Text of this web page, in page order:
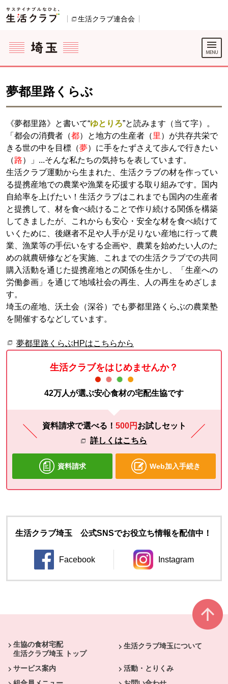
ページの先頭です。
生活クラブ連合会
夢都里路くらぶ
《夢都里路》と書いて“ゆとりろ”と読みます（当て字）。
「都会の消費者（都）と地方の生産者（里 ）が共存共栄で
きる世の中を目標（夢）に手をたずさえて歩んで行きたい
（路）」...そんな私たちの気持ちを表しています。
生活クラブ運動から生まれた、生活クラブの材を作ってい
る提携産地での農業や漁業を応援する取り組みです。国内
自給率を上げたい！生活クラブはこれまでも国内の生産者
と提携して、材を食べ続けることで作り続ける関係を構築
してきましたが、これからも安心・安全な材を食べ続けて
いくために、後継者不足や人手が足りない産地に行って農
業、漁業等の手伝いをする企画や、農業を始めたい人のた
めの就農研修などを実施、これまでの生活クラブでの共同
購入活動を通じた提携産地との関係を生かし、「生産への
労働参画」を通じて地域社会の再生、人の再生をめざしま
す。
埼玉の産地、沃土会（深谷）でも夢都里路くらぶの農業塾
を開催するなどしています。
夢都里路くらぶHPはこちらから
生活クラブをはじめませんか？
42万人が選ぶ安心食材の宅配生協です
資料請求で選べる！ 500円 お試しセット
詳しくはこちら
資料請求 Web加入手続き
生活クラブ埼玉 公式SNSでお役立ち情報を配信中！
Facebook
別のウィンドウで開きます。
Instagram
別のウィンドウ
生協の食材宅配
生活クラブ埼玉 トップ
生活クラブ埼玉について
サービス案内
活動・とりくみ